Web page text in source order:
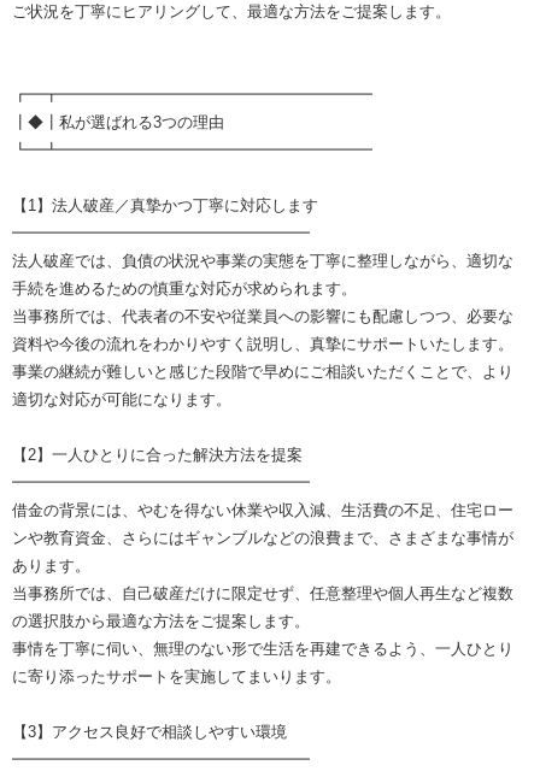
ご状況を丁寧にヒアリングして、最適な方法をご提案します。
┏━┳━━━━━━━━━━━━━━━━━━━━
┃◆┃私が選ばれる3つの理由
┗━┻━━━━━━━━━━━━━━━━━━━━
【1】法人破産／真摯かつ丁寧に対応します
━━━━━━━━━━━━━━━━━━━
法人破産では、負債の状況や事業の実態を丁寧に整理しながら、適切な
手続を進めるための慎重な対応が求められます。
当事務所では、代表者の不安や従業員への影響にも配慮しつつ、必要な
資料や今後の流れをわかりやすく説明し、真摯にサポートいたします。
事業の継続が難しいと感じた段階で早めにご相談いただくことで、より
適切な対応が可能になります。
【2】一人ひとりに合った解決方法を提案
━━━━━━━━━━━━━━━━━━━
借金の背景には、やむを得ない休業や収入減、生活費の不足、住宅ロー
ンや教育資金、さらにはギャンブルなどの浪費まで、さまざまな事情が
あります。
当事務所では、自己破産だけに限定せず、任意整理や個人再生など複数
の選択肢から最適な方法をご提案します。
事情を丁寧に伺い、無理のない形で生活を再建できるよう、一人ひとり
に寄り添ったサポートを実施してまいります。
【3】アクセス良好で相談しやすい環境
━━━━━━━━━━━━━━━━━━━